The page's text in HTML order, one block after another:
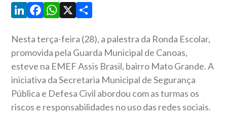
LinkedIn
Facebook
WhatsApp
X Share
Nesta terça-feira (28), a palestra da Ronda Escolar,
promovida pela Guarda Municipal de Canoas,
esteve na EMEF Assis Brasil, bairro Mato Grande.A
iniciativa da Secretaria Municipal de Segurança
Pública e Defesa Civil abordou com as turmas os
riscos e responsabilidades no uso das redes sociais.